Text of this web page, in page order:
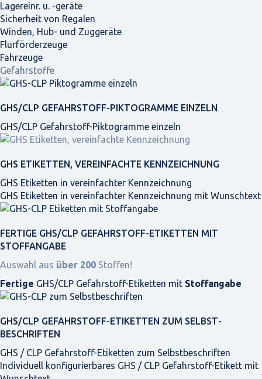
Lagereinr. u. -geräte
Sicherheit von Regalen
Winden, Hub- und Zuggeräte
Flurförderzeuge
Fahrzeuge
Gefahrstoffe
GHS/CLP GEFAHRSTOFF-PIKTOGRAMME EINZELN
GHS/CLP Gefahrstoff-Piktogramme einzeln
GHS ETIKETTEN, VEREINFACHTE KENNZEICHNUNG
GHS Etiketten in vereinfachter Kennzeichnung
GHS Etiketten in vereinfachter Kennzeichnung mit Wunschtext
FERTIGE GHS/CLP GEFAHRSTOFF-ETIKETTEN MIT
STOFFANGABE
Auswahl aus über 200 Stoffen!
Fertige GHS/CLP Gefahrstoff-Etiketten mit Stoffangabe
GHS/CLP GEFAHRSTOFF-ETIKETTEN ZUM SELBST­
BESCHRIFTEN
GHS / CLP Gefahrstoff-Etiketten zum Selbstbeschriften
Individuell konfigurierbares GHS / CLP Gefahrstoff-Etikett mit